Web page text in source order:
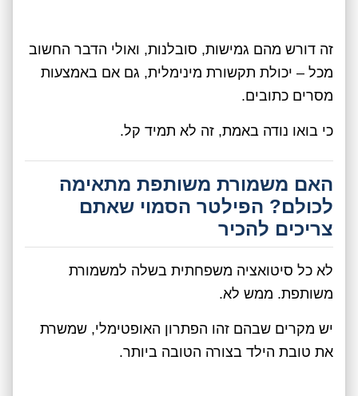
זה דורש מהם גמישות, סובלנות, ואולי הדבר החשוב
מכל – יכולת תקשורת מינימלית, גם אם באמצעות
מסרים כתובים.
כי בואו נודה באמת, זה לא תמיד קל.
האם משמורת משותפת מתאימה
לכולם? הפילטר הסמוי שאתם
צריכים להכיר
לא כל סיטואציה משפחתית בשלה למשמורת
משותפת. ממש לא.
יש מקרים שבהם זהו הפתרון האופטימלי, שמשרת
את טובת הילד בצורה הטובה ביותר.